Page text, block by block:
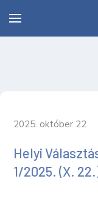
2025. október 22
Helyi
1/2025. (X.